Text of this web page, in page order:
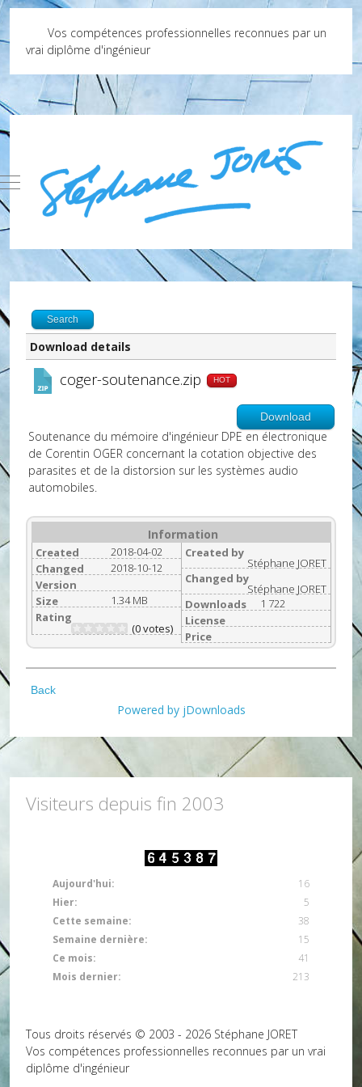
Vos compétences professionnelles reconnues par un
vrai diplôme d'ingénieur
Mobile Menu Toggle
Search
Download details
coger-soutenance.zip HOT
Download
Soutenance du mémoire d'ingénieur DPE en électronique
de Corentin OGER concernant la cotation objective des
parasites et de la distorsion sur les systèmes audio
automobiles.
Information
Created
2018-04-02
Changed
2018-10-12
Version
Size
1.34 MB
Rating
(0 votes)
Created by
Stéphane JORET
Changed by
Stéphane JORET
Downloads
1 722
License
Price
Back
Powered by jDownloads
Visiteurs depuis fin 2003
Aujourd'hui:
16
Hier:
5
Cette semaine:
38
Semaine dernière:
15
Ce mois:
41
Mois dernier:
213
Tous droits réservés © 2003 - 2026 Stéphane JORET
Vos compétences professionnelles reconnues par un vrai
diplôme d'ingénieur